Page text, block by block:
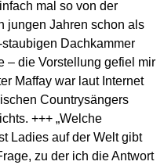
mal so von der
jungen Jahren schon als
Dachkammer
– die Vorstellung gefiel mir
Maffay war laut Internet
Countrysängers
+++ „Welche
Ladies auf der Welt gibt
zu der ich die Antwort